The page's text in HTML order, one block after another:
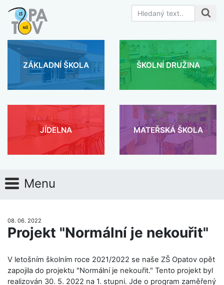
ZÁKLADNÍ ŠKOLA ŠKOLNÍ DRUŽINA
JÍDELNA MATEŘSKÁ ŠKOLA
Menu
08. 06. 2022
Projekt "Normální je nekouřit"
V letošním školním roce 2021/2022 se naše ZŠ Opatov opět
zapojila do projektu "Normální je nekouřit." Tento projekt byl
realizován 30. 5. 2022 na 1. stupni. Jde o program zaměřený